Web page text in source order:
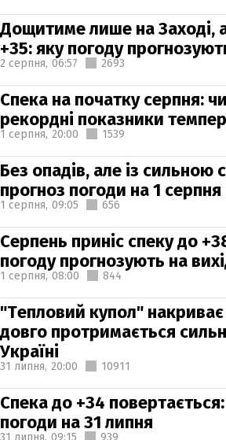
Дощитиме лише на Заході,
+35: яку погоду
2 серпня, 06:57 2693
Спека на початку серпня:
рекордні показники
1 серпня, 20:00 1539
Без опадів, але із сильною
прогноз погоди на 1 серпня
1 серпня, 09:05 656
Серпень приніс спеку до
погоду прогнозують на
1 серпня, 08:00 844
"Тепловий купол"
довго протримається
Україні
31 липня, 20:00 10911
Спека до +34
погоди на 31 липня
31 липня, 09:15 939